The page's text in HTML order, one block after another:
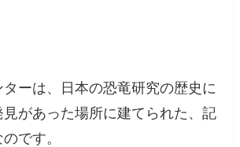
ーは、日本の恐竜研究の歴史に
があった場所に建てられた、記
です。